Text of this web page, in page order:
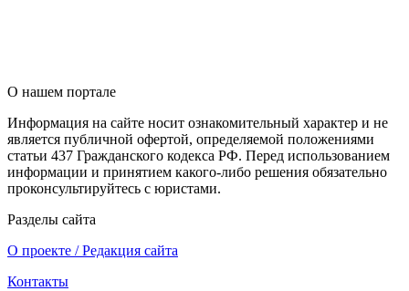
О нашем портале
Информация на сайте носит ознакомительный характер и не
является публичной офертой, определяемой положениями
статьи 437 Гражданского кодекса РФ. Перед использованием
информации и принятием какого-либо решения обязательно
проконсультируйтесь с юристами.
Разделы сайта
О проекте / Редакция сайта
Контакты